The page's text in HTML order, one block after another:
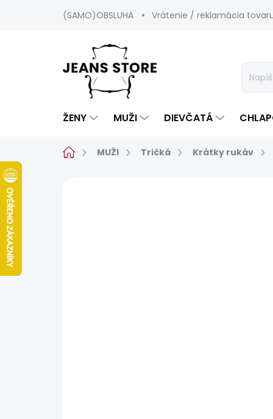
(SAMO)OBSLUHA Vrátenie / reklamácia
ŽENY MUŽI DIEVČATÁ
DomovMUŽI Tričká Krátky rukáv